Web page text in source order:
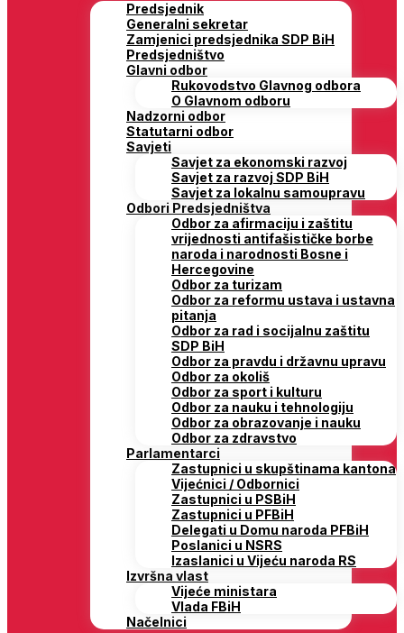
Predsjednik
Generalni sekretar
Zamjenici predsjednika SDP BiH
Predsjedništvo
Glavni odbor
Rukovodstvo Glavnog odbora
O Glavnom odboru
Nadzorni odbor
Statutarni odbor
Savjeti
Savjet za ekonomski razvoj
Savjet za razvoj SDP BiH
Savjet za lokalnu samoupravu
Odbori Predsjedništva
Odbor za afirmaciju i zaštitu
vrijednosti antifašističke borbe
naroda i narodnosti Bosne i
Hercegovine
Odbor za turizam
Odbor za reformu ustava i ustavna
pitanja
Odbor za rad i socijalnu zaštitu
SDP BiH
Odbor za pravdu i državnu upravu
Odbor za okoliš
Odbor za sport i kulturu
Odbor za nauku i tehnologiju
Odbor za obrazovanje i nauku
Odbor za zdravstvo
Parlamentarci
Zastupnici u skupštinama kantona
Vijećnici / Odbornici
Zastupnici u PSBiH
Zastupnici u PFBiH
Delegati u Domu naroda PFBiH
Poslanici u NSRS
Izaslanici u Vijeću naroda RS
Izvršna vlast
Vijeće ministara
Vlada FBiH
Načelnici